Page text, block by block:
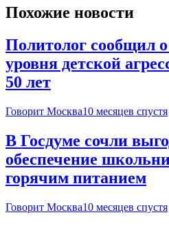
Похожие новости
Политолог сообщил
уровня детской
50 лет
Говорит Москва10 месяцев спустя
В Госдуме сочли
обеспечение
горячим питанием
Говорит Москва10 месяцев спустя